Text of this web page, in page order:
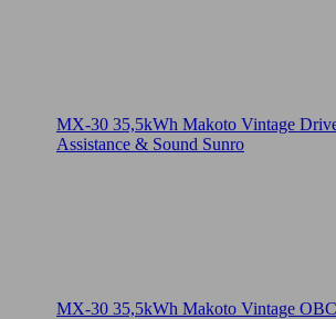
MX-30 35,5kWh Makoto Vintage
Assistance & Sound Sunro
MX-30 35,5kWh Makoto Vintage